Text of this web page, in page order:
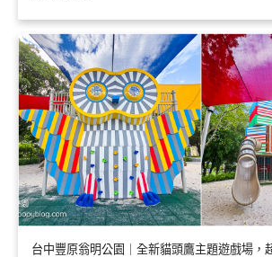
台中豐原翁明公園｜全新貓頭鷹主題遊戲場，